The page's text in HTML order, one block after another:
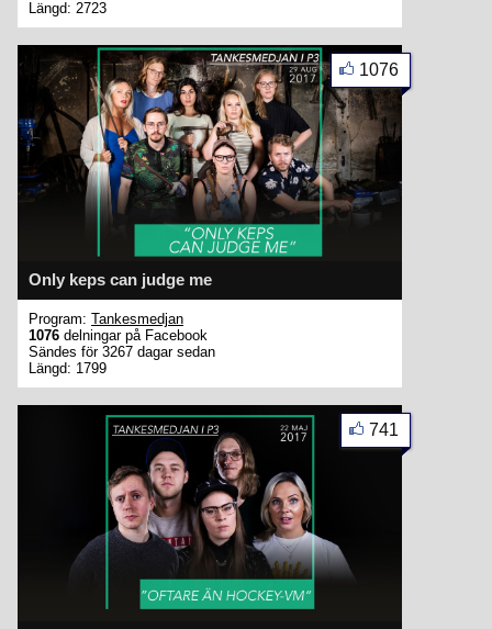
Längd: 2723
Only keps can judge me
1076
Program: Tankesmedjan
1076 delningar på Facebook
Sändes för 3267 dagar sedan
Längd: 1799
741